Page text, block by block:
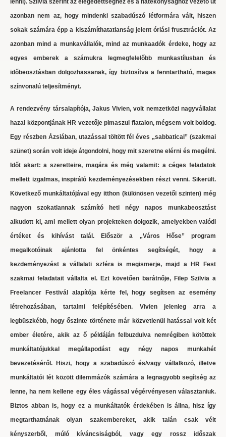
lenni). Szilvia szerint az elégedettséghez és a hatékonysághoz vezető út
azonban nem az, hogy mindenki szabadúszó létformára vált, hiszen
sokak számára épp a kiszámíthatatlanság jelent óriási frusztrációt. Az
azonban mind a munkavállalók, mind az munkaadók érdeke, hogy az
egyes emberek a számukra legmegfelelőbb munkastílusban és
időbeosztásban dolgozhassanak, így biztosítva a fenntartható, magas
színvonalú teljesítményt.
A rendezvény társalapítója, Jakus Vivien, volt nemzetközi nagyvállalat
hazai központjának HR vezetője pimaszul fiatalon, mégsem volt boldog.
Egy részben Ázsiában, utazással töltött fél éves „sabbatical” (szakmai
szünet) során volt ideje átgondolni, hogy mit szeretne elérni és megélni.
Időt akart: a szeretteire, magára és még valamit: a céges feladatok
mellett izgalmas, inspiráló kezdeményezésekben részt venni. Sikerült.
Következő munkáltatójával egy itthon (különösen vezetői szinten) még
nagyon szokatlannak számító heti négy napos munkabeosztást
alkudott ki, ami mellett olyan projekteken dolgozik, amelyekben valódi
értéket és kihívást talál. Először a „Város Hőse” program
megalkotóinak ajánlotta fel önkéntes segítségét, hogy a
kezdeményezést a vállalati szféra is megismerje, majd a HR Fest
szakmai feladatait vállalta el. Ezt követően barátnője, Filep Szilvia a
Freelancer Festivál alapítója kérte fel, hogy segítsen az esemény
létrehozásában, tartalmi felépítésében. Vivien jelenleg arra a
legbüszkébb, hogy őszinte története már közvetlenül hatással volt két
ember életére, akik az ő példáján felbuzdulva nemrégiben kötöttek
munkáltatójukkal megállapodást egy négy napos munkahét
bevezetéséről. Hiszi, hogy a szabadúszó és/vagy vállalkozó, illetve
munkáltatói lét között dilemmázók számára a legnagyobb segítség az
lenne, ha nem kellene egy éles vágással végérvényesen választaniuk.
Biztos abban is, hogy ez a munkáltatók érdekében is állna, hisz így
megtarthatnának olyan szakembereket, akik talán csak vélt
kényszerből, múló kíváncsiságból, vagy egy rossz időszak